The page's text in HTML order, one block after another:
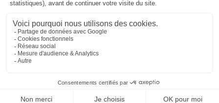
Plan du site
MBA ET ASSOCIÉS
235 Rue Helene Boucher, 34170 CASTELNAU LE LEZ
Bureau secondaire à Cannes
SEPTEO DIGITAL & SERVICES © 2022